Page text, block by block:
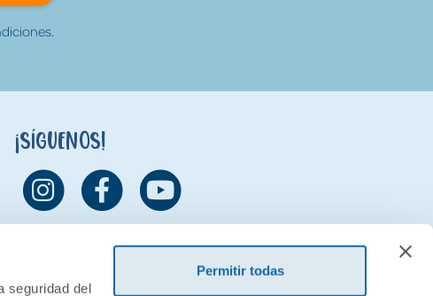
seguridad del
Permitir todas
¡Síguenos!